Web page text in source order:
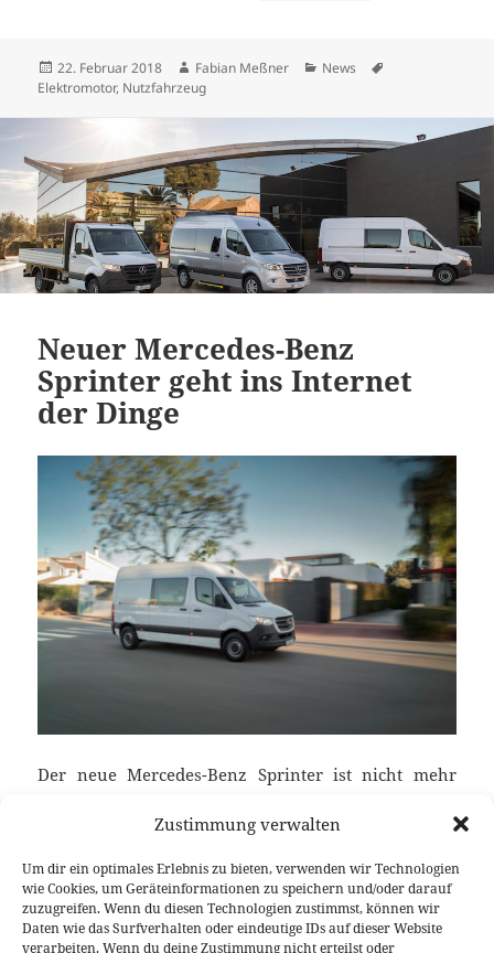
Zustimmung verwalten
Um dir ein optimales Erlebnis zu bieten, verwenden wir Technologien
wie Cookies, um Geräteinformationen zu speichern und/oder darauf
zuzugreifen. Wenn du diesen Technologien zustimmst, können wir
Daten wie das Surfverhalten oder eindeutige IDs auf dieser Website
verarbeiten. Wenn du deine Zustimmung nicht erteilst oder
Veröffentlicht
am
22. Februar 2018 Autor
Fabian Meßner Kategorien
News
Elektromotor, Nutzfahrzeug
Neuer Mercedes-Benz
Sprinter geht ins Internet
der Dinge
Der neue Mercedes-Benz Sprinter ist nicht mehr
werden und das wird besonders für Flotten
Internet der Dinge ein. Dienste innerhalb von
Mercedes PRO connect machen die Kommunikation
zwischen Flottenmanager und Fahrer so einfach wie